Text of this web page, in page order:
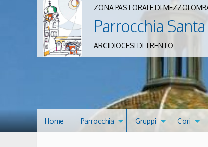
ZONA PASTORALE DI
Parrocchia
ARCIDIOCESI DI TRENTO
Home Parrocchia Gruppi Cori